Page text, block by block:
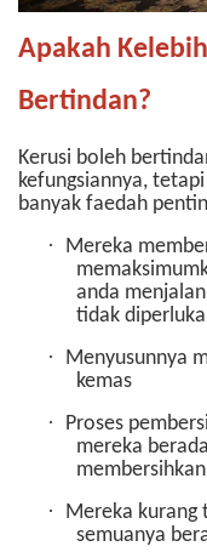
Apakah
Bertindan?
Kerusi boleh
kefungsiannya,
banyak faedah
·
Mereka
anda
tidak
·
Menyusunnya
kemas
·
Proses
mereka
·
Mereka kurang
semuanya